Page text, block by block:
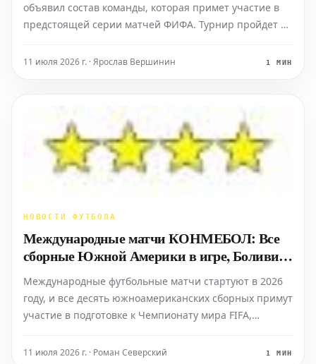
объявил состав команды, которая примет участие в
предстоящей серии матчей ФИФА. Турнир пройдет в
домашнему чемпионату мира. В рамках этой серии
11 июля 2026 г. · Ярослав Вершинин 1 МИН
НОВОСТИ ФУТБОЛА
Международные матчи КОНМЕБОЛ: Все
сборные Южной Америки в игре, Боливия
борется за квалификацию на Чемпионат
мира
Международные футбольные матчи стартуют в 2026
году, и все десять южноамериканских сборных примут
участие в подготовке к Чемпионату мира FIFA,
Особое внимание будет приковано к Боливии,
11 июля 2026 г. · Роман Северский 1 МИН